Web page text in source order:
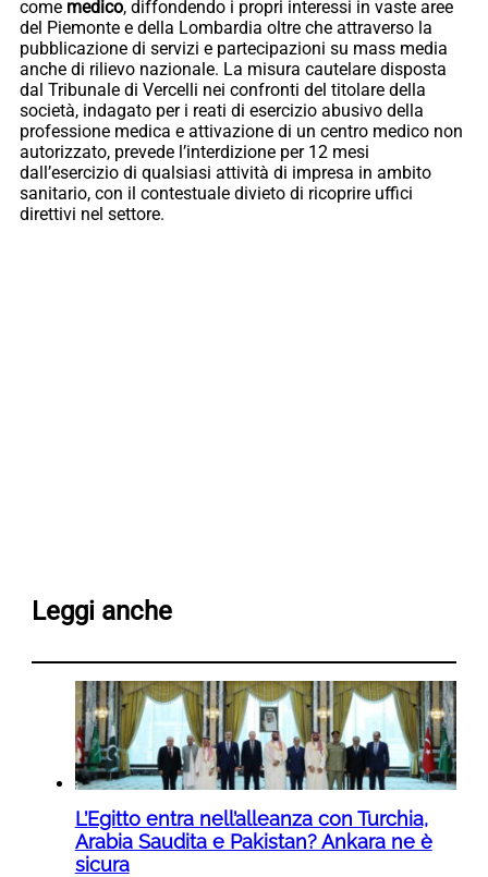
come medico, diffondendo i propri interessi in vaste aree
del Piemonte e della Lombardia oltre che attraverso la
pubblicazione di servizi e partecipazioni su mass media
anche di rilievo nazionale. La misura cautelare disposta
dal Tribunale di Vercelli nei confronti del titolare della
società, indagato per i reati di esercizio abusivo della
professione medica e attivazione di un centro medico non
autorizzato, prevede l’interdizione per 12 mesi
dall’esercizio di qualsiasi attività di impresa in ambito
sanitario, con il contestuale divieto di ricoprire uffici
direttivi nel settore.
Leggi anche
L’Egitto entra nell’alleanza con Turchia,
Arabia Saudita e Pakistan? Ankara ne è
sicura